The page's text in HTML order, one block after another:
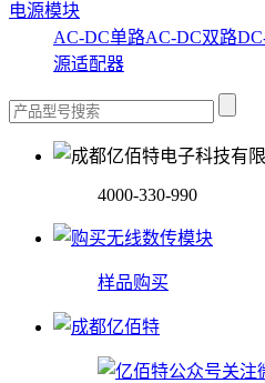
电源模块
AC-DC单路AC-DC双路
源适配器
4000-330-990
样品购买
关注